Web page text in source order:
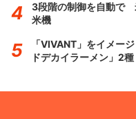
3段階の制御を自動で
米機
「VIVANT」をイメー
ドデカイラーメン」2種